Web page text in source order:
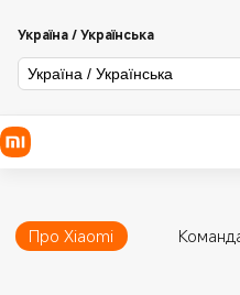
Україна / Українська
Україна / Українська
Про Xiaomi